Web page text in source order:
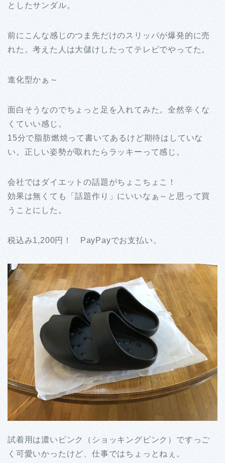
としたサンダル。
前にこんな感じのつま先だけのスリッパが爆発的に売
れた。考えた人は大儲けしたってテレビでやってた。
進化型かぁ～
面白そうなのでちょっと足を入れてみた。全然辛くな
くていい感じ。
15分で脂肪燃焼って書いてあるけど期待はしていな
い。正しい姿勢が取れたらラッキーって感じ。
会社ではダイエットの話題がちょこちょこ！
効果は無くても「話題作り」にいいなぁ～と思って買
うことにした。
税込み1,200円！ PayPayでお支払い。
試着用は濃いピンク（ショッキングピンク）ですっご
く可愛いかったけど、仕事ではちょっとねぇ。